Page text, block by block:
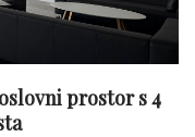
prostor s 4